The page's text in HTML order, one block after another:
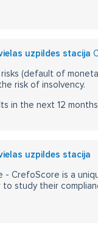
uzpildes stacija
(default of
risk of insolvency.
in the next 12
uzpildes stacija
CrefoScore is a
study their